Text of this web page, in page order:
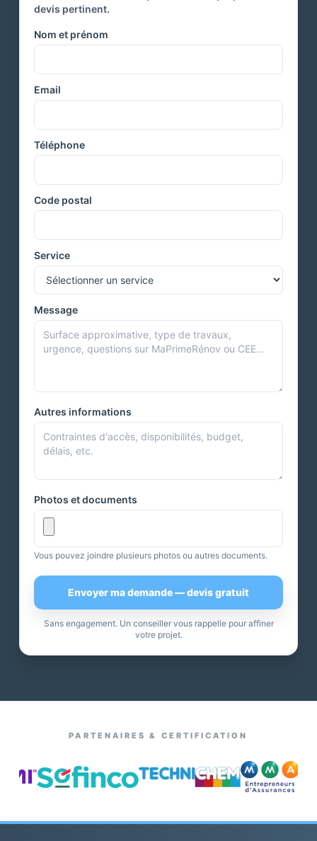
devis pertinent.
Nom et prénom
Email
Téléphone
Code postal
Service
Message
Autres informations
Photos et documents
Vous pouvez joindre plusieurs photos ou autres documents.
Envoyer ma demande — devis gratuit
Sans engagement. Un conseiller vous rappelle pour affiner
votre projet.
PARTENAIRES & CERTIFICATION